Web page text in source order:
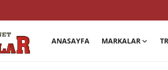
ANASAYFA MARKALAR